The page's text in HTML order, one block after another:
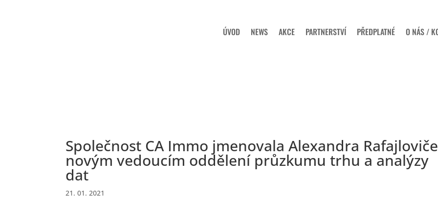
ÚVOD NEWS AKCE PARTNERSTVÍ PŘEDPLATNÉ O NÁS /
Společnost CA Immo jmenovala Alexandra Rafajloviče
novým vedoucím oddělení průzkumu trhu a analýzy
dat
21. 01. 2021